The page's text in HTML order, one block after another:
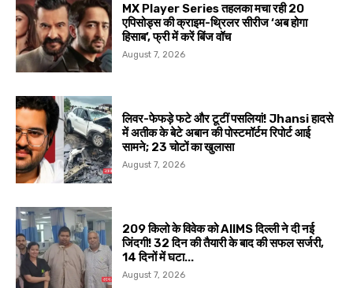
MX Player Series तहलका मचा रही 20
एपिसोड्स की क्राइम-थ्रिलर सीरीज ‘अब होगा
हिसाब’, फ्री में करें बिंज वॉच
August 7, 2026
लिवर-फेफड़े फटे और टूटीं पसलियां! Jhansi हादसे
में अतीक के बेटे अबान की पोस्टमॉर्टम रिपोर्ट आई
सामने; 23 चोटों का खुलासा
August 7, 2026
209 किलो के विवेक को AIIMS दिल्ली ने दी नई
जिंदगी! 32 दिन की तैयारी के बाद की सफल सर्जरी,
14 दिनों में घटा...
August 7, 2026